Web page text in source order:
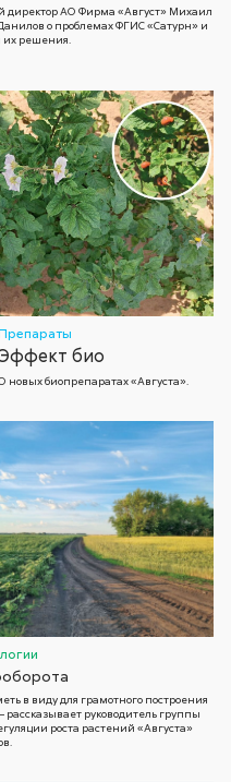
директор АО Фирма «Август» Михаил
о проблемах ФГИС «Сатурн» и
их решения.
Эффект био
новых биопрепаратах «Августа».
в виду для грамотного построения
рассказывает руководитель группы
роста растений «Августа»